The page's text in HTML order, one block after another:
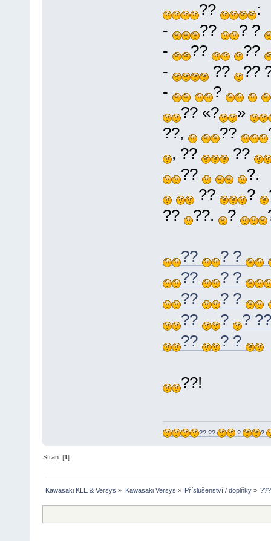
??
:
-
??
? ?
-
??
??
-
??
??
-
?
?? «?
»
??,
??
, ??
??
??
?.
??
?
??
??. ?
??
? ?
??
? ?
??
? ?
??
?
?
??
? ?
??!
?? ?? ? ?
Stran: [1]
Kawasaki KLE & Versys » Kawasaki Versys » Příslušenství / doplňky»